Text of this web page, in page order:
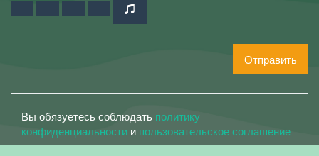
Отправить
Вы обязуетесь соблюдать политику
конфиденциальности и пользовательское соглашение